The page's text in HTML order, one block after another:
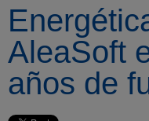
AleaSoft
años de